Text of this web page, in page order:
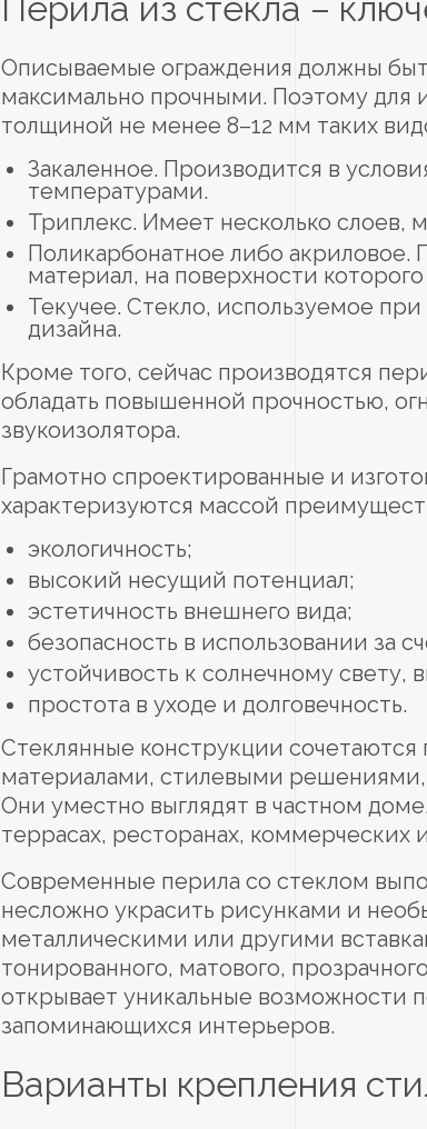
Перила из стекла –
Описываемые ограждения должны
максимально прочными. Поэтому для
толщиной не менее 8–12 мм таких
Закаленное. Производится в
температурами.
Триплекс. Имеет несколько слоев,
Поликарбонатное либо акриловое.
материал, на поверхности
Текучее. Стекло, используемое
дизайна.
Кроме того, сейчас производятся
обладать повышенной прочностью,
звукоизолятора.
Грамотно спроектированные и
характеризуются массой
экологичность;
высокий несущий потенциал;
эстетичность внешнего вида;
безопасность в использовании за
устойчивость к солнечному
простота в уходе и долговечность.
Стеклянные конструкции
материалами, стилевыми
Они уместно выглядят в частном
террасах, ресторанах,
Современные перила со стеклом
несложно украсить рисунками и
металлическими или другими
тонированного, матового,
открывает уникальные возможности
запоминающихся интерьеров.
Варианты крепления